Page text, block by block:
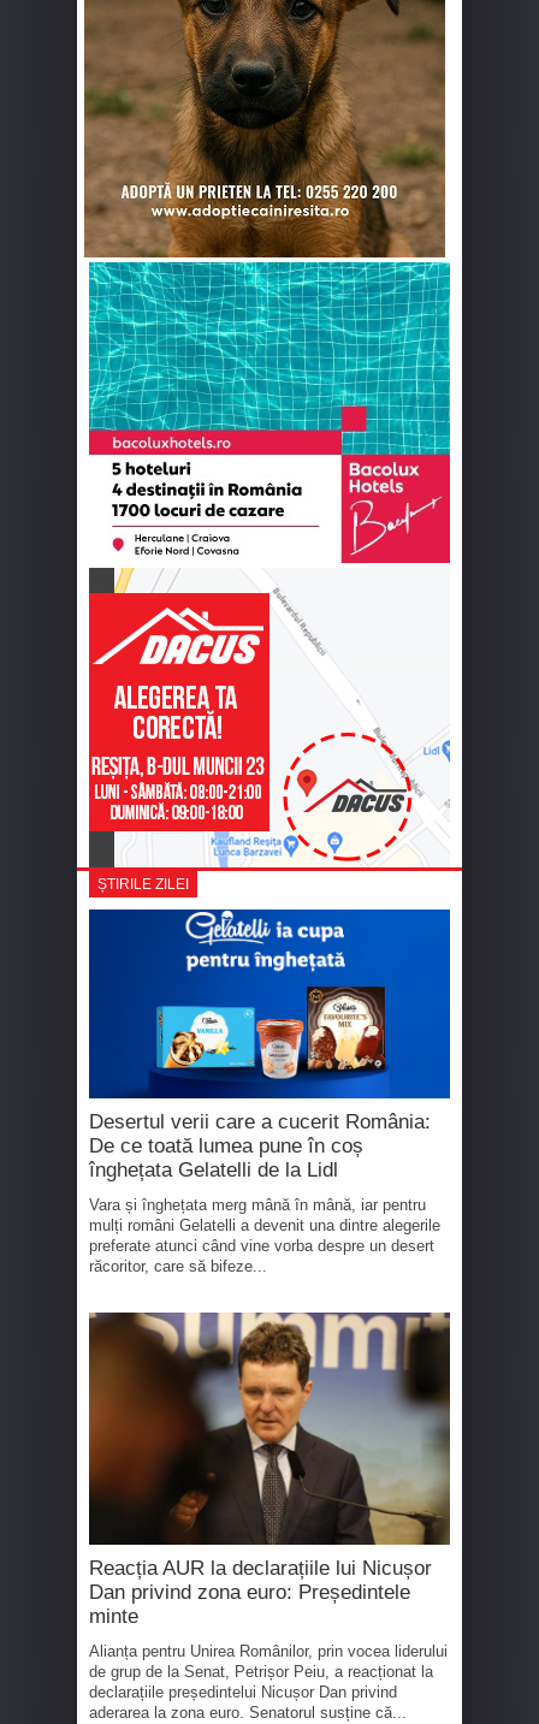
ȘTIRILE ZILEI
Desertul verii care a cucerit România:
De ce toată lumea pune în coș
înghețata Gelatelli de la Lidl
Vara și înghețata merg mână în mână, iar pentru
mulți români Gelatelli a devenit una dintre alegerile
preferate atunci când vine vorba despre un desert
răcoritor, care să bifeze...
Reacția AUR la declarațiile lui Nicușor
Dan privind zona euro: Președintele
minte
Alianța pentru Unirea Românilor, prin vocea liderului
de grup de la Senat, Petrișor Peiu, a reacționat la
declarațiile președintelui Nicușor Dan privind
aderarea la zona euro. Senatorul susține că...